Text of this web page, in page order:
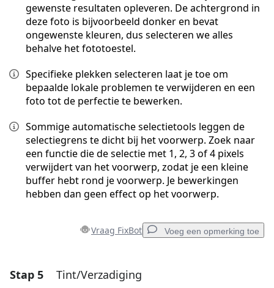
gewenste resultaten opleveren. De achtergrond in
deze foto is bijvoorbeeld donker en bevat
ongewenste kleuren, dus selecteren we alles
behalve het fototoestel.
Specifieke plekken selecteren laat je toe om
bepaalde lokale problemen te verwijderen en een
foto tot de perfectie te bewerken.
Sommige automatische selectietools leggen de
selectiegrens te dicht bij het voorwerp. Zoek naar
een functie die de selectie met 1, 2, 3 of 4 pixels
verwijdert van het voorwerp, zodat je een kleine
buffer hebt rond je voorwerp. Je bewerkingen
hebben dan geen effect op het voorwerp.
Vraag FixBot Voeg een opmerking toe
Voeg een opmerking toe
Stap 5 Tint/Verzadiging